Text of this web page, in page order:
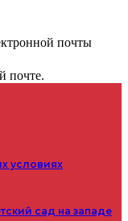
почты
почте.
условиях
сад на западе